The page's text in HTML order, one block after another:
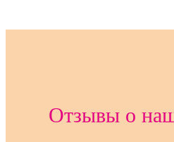
Отзывы о